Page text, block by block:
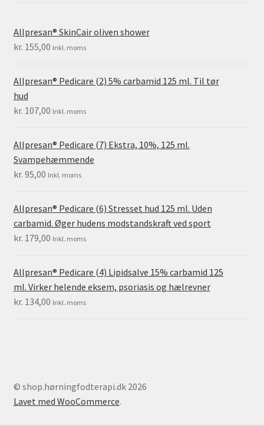
Allpresan® SkinCair oliven shower
kr. 155,00 Inkl. moms
Allpresan® Pedicare (2) 5% carbamid 125 ml. Til tør
hud
kr. 107,00 Inkl. moms
Allpresan® Pedicare (7) Ekstra, 10%, 125 ml.
Svampehæmmende
kr. 95,00 Inkl. moms
Allpresan® Pedicare (6) Stresset hud 125 ml. Uden
carbamid. Øger hudens modstandskraft ved sport
kr. 179,00 Inkl. moms
Allpresan® Pedicare (4) Lipidsalve 15% carbamid 125
ml. Virker helende eksem, psoriasis og hælrevner
kr. 134,00 Inkl. moms
© shop.hørningfodterapi.dk 2026
Lavet med WooCommerce.